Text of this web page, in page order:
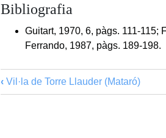
Bibliografia
Guitart, 1970, 6, pàgs. 111-115;
Ferrando, 1987, pàgs. 189-198.
‹ Vil·la de Torre Llauder (Mataró)